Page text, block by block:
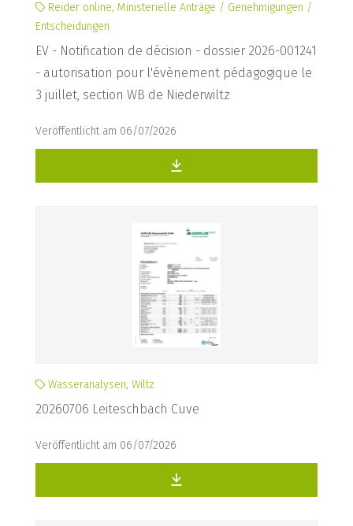
Reider online, Ministerielle Anträge / Genehmigungen /
Entscheidungen
EV - Notification de décision - dossier 2026-001241
- autorisation pour l'évènement pédagogique le
3 juillet, section WB de Niederwiltz
Veröffentlicht am 06/07/2026
Wasseranalysen, Wiltz
20260706 Leiteschbach Cuve
Veröffentlicht am 06/07/2026